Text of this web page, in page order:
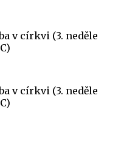
v církvi (3. neděle
v církvi (3. neděle